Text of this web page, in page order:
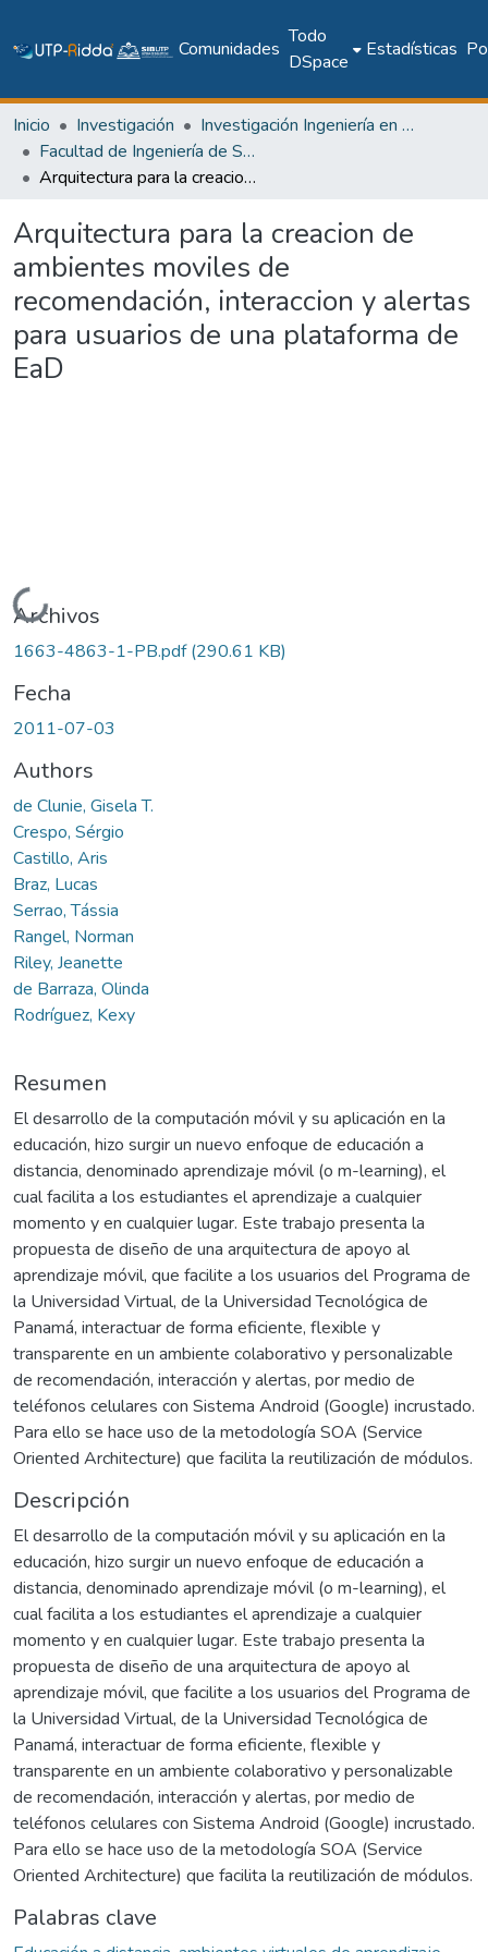
Comunidades
Todo
DSpace
Estadísticas
Inicio Investigación
Investigación Ingeniería en computación e informática
Facultad de Ingeniería de Sistemas Computacionales
Arquitectura para la creacion de ambientes moviles de recomendación, interaccion y alertas para usuarios de una plataforma de EaD
Arquitectura para la creacion de
ambientes moviles de
recomendación, interaccion y alertas
para usuarios de una plataforma de
EaD
Cargando...
Archivos
1663-4863-1-PB.pdf(290.61 KB)
Fecha
2011-07-03
Authors
de Clunie, Gisela T.
Crespo, Sérgio
Castillo, Aris
Braz, Lucas
Serrao, Tássia
Rangel, Norman
Riley, Jeanette
de Barraza, Olinda
Rodríguez, Kexy
Resumen
El desarrollo de la computación móvil y su aplicación en la
educación, hizo surgir un nuevo enfoque de educación a
distancia, denominado aprendizaje móvil (o m-learning), el
cual facilita a los estudiantes el aprendizaje a cualquier
momento y en cualquier lugar. Este trabajo presenta la
propuesta de diseño de una arquitectura de apoyo al
aprendizaje móvil, que facilite a los usuarios del Programa de
la Universidad Virtual, de la Universidad Tecnológica de
Panamá, interactuar de forma eficiente, flexible y
transparente en un ambiente colaborativo y personalizable
de recomendación, interacción y alertas, por medio de
teléfonos celulares con Sistema Android (Google) incrustado.
Para ello se hace uso de la metodología SOA (Service
Oriented Architecture) que facilita la reutilización de módulos.
Descripción
El desarrollo de la computación móvil y su aplicación en la
educación, hizo surgir un nuevo enfoque de educación a
distancia, denominado aprendizaje móvil (o m-learning), el
cual facilita a los estudiantes el aprendizaje a cualquier
momento y en cualquier lugar. Este trabajo presenta la
propuesta de diseño de una arquitectura de apoyo al
aprendizaje móvil, que facilite a los usuarios del Programa de
la Universidad Virtual, de la Universidad Tecnológica de
Panamá, interactuar de forma eficiente, flexible y
transparente en un ambiente colaborativo y personalizable
de recomendación, interacción y alertas, por medio de
teléfonos celulares con Sistema Android (Google) incrustado.
Para ello se hace uso de la metodología SOA (Service
Oriented Architecture) que facilita la reutilización de módulos.
Palabras clave